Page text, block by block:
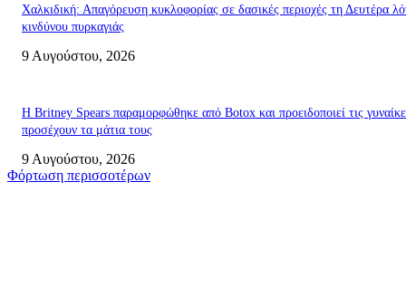
Χαλκιδική: Απαγόρευση κυκλοφορίας σε δασικές περιοχές τη Δευτέρα
κινδύνου πυρκαγιάς
9 Αυγούστου, 2026
Η Britney Spears παραμορφώθηκε από Botox και προειδοποιεί τις
προσέχουν τα μάτια τους
9 Αυγούστου, 2026
Φόρτωση περισσοτέρων